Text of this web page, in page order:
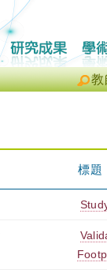
教
標題